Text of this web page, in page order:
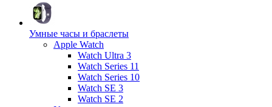
Умные часы и браслеты
Apple Watch
Watch Ultra 3
Watch Series 11
Watch Series 10
Watch SE 3
Watch SE 2